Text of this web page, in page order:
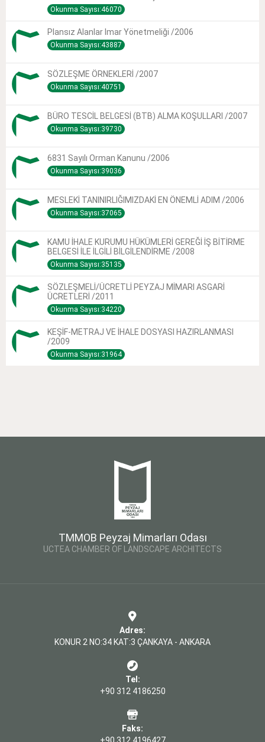
Okunma Sayısı:46070
Plansız Alanlar Imar Yönetmeliği /2006
Okunma Sayısı:43887
SÖZLEŞME ÖRNEKLERİ /2007
Okunma Sayısı:40751
BÜRO TESCİL BELGESİ (BTB) ALMA KOŞULLARI /2007
Okunma Sayısı:39730
6831 Sayılı Orman Kanunu /2006
Okunma Sayısı:39036
MESLEKİ TANINIRLIĞIMIZDAKİ EN ÖNEMLİ ADIM /2006
Okunma Sayısı:37065
KAMU İHALE KURUMU HÜKÜMLERİ GEREĞİ İŞ BİTİRME
BELGESİ İLE İLGİLİ BİLGİLENDİRME /2008
Okunma Sayısı:35135
SÖZLEŞMELİ/ÜCRETLİ PEYZAJ MİMARI ASGARİ
ÜCRETLERİ /2011
Okunma Sayısı:34220
KEŞİF-METRAJ VE İHALE DOSYASI HAZIRLANMASI
/2009
Okunma Sayısı:31964
TMMOB Peyzaj Mimarları Odası
UCTEA CHAMBER OF LANDSCAPE ARCHITECTS
Adres:
KONUR 2 NO:34 KAT:3 ÇANKAYA - ANKARA
Tel:
+90 312 4186250
Faks: